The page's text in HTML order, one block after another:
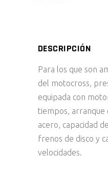
DESCRIPCIÓN
Para los que son
del motocross,
equipada con
tiempos, arranque
acero, capacidad
frenos de disco y
velocidades.